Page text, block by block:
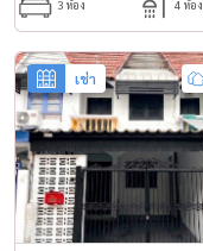
3 ห้อง 4 ห้อง
เช่า